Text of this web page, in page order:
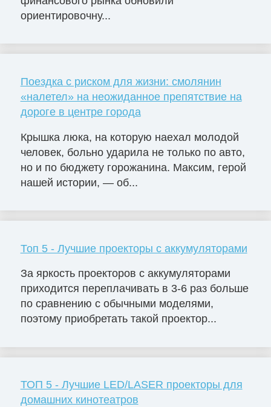
ориентировочну...
Поездка с риском для жизни: смолянин
«налетел» на неожиданное препятствие на
дороге в центре города
Крышка люка, на которую наехал молодой
человек, больно ударила не только по авто,
но и по бюджету горожанина. Максим, герой
нашей истории, — об...
Топ 5 - Лучшие проекторы с аккумуляторами
За яркость проекторов с аккумуляторами
приходится переплачивать в 3-6 раз больше
по сравнению с обычными моделями,
поэтому приобретать такой проектор...
ТОП 5 - Лучшие LED/LASER проекторы для
домашних кинотеатров